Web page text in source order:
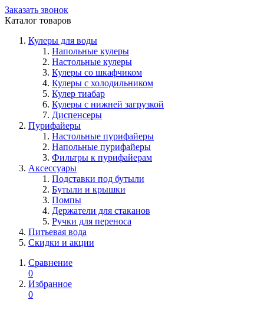
Заказать звонок
Каталог товаров
Кулеры для воды
Напольные кулеры
Настольные кулеры
Кулеры со шкафчиком
Кулеры с холодильником
Кулер тиабар
Кулеры с нижней загрузкой
Диспенсеры
Пурифайеры
Настольные пурифайеры
Напольные пурифайеры
Фильтры к пурифайерам
Аксессуары
Подставки под бутыли
Бутыли и крышки
Помпы
Держатели для стаканов
Ручки для переноса
Питьевая вода
Скидки и акции
Сравнение
0
Избранное
0